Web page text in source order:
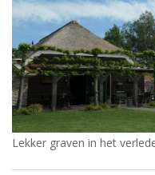
Lekker graven in het